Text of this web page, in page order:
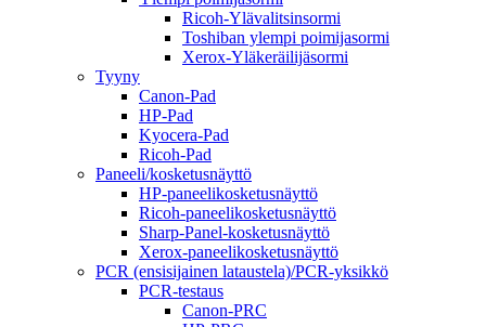
Ricoh-Ylävalitsinsormi
Toshiban ylempi poimijasormi
Xerox-Yläkeräilijäsormi
Tyyny
Canon-Pad
HP-Pad
Kyocera-Pad
Ricoh-Pad
Paneeli/kosketusnäyttö
HP-paneelikosketusnäyttö
Ricoh-paneelikosketusnäyttö
Sharp-Panel-kosketusnäyttö
Xerox-paneelikosketusnäyttö
PCR (ensisijainen lataustela)/PCR-yksikkö
PCR-testaus
Canon-PRC